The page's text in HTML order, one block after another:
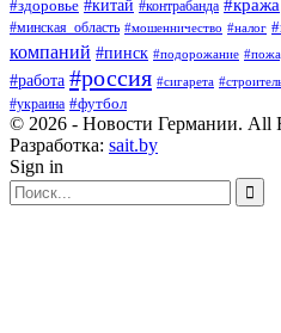
#здоровье #китай #контрабанда #кража
#минская_область #мошенничество #налог
компаний #пинск #подорожание
#работа #россия #сигарета
#украина #футбол
© 2026 - Новости Германии. All
Разработка: sait.by
Sign in